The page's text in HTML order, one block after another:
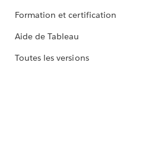
Formation et certification
Aide de Tableau
Toutes les versions